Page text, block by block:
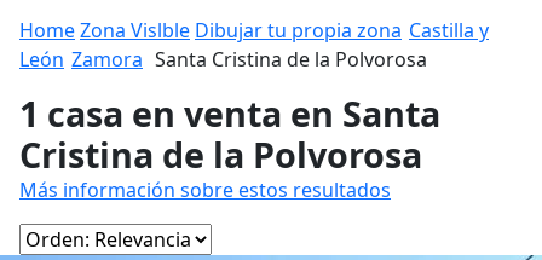
HomeZona Vislble Dibujar tu propia zona Castilla y
León Zamora Santa Cristina de la Polvorosa
1 casa en venta en Santa
Cristina de la Polvorosa
Más información sobre estos resultados